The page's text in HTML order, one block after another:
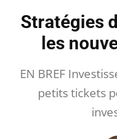
Stratégies
les
EN BREF
petits tickets